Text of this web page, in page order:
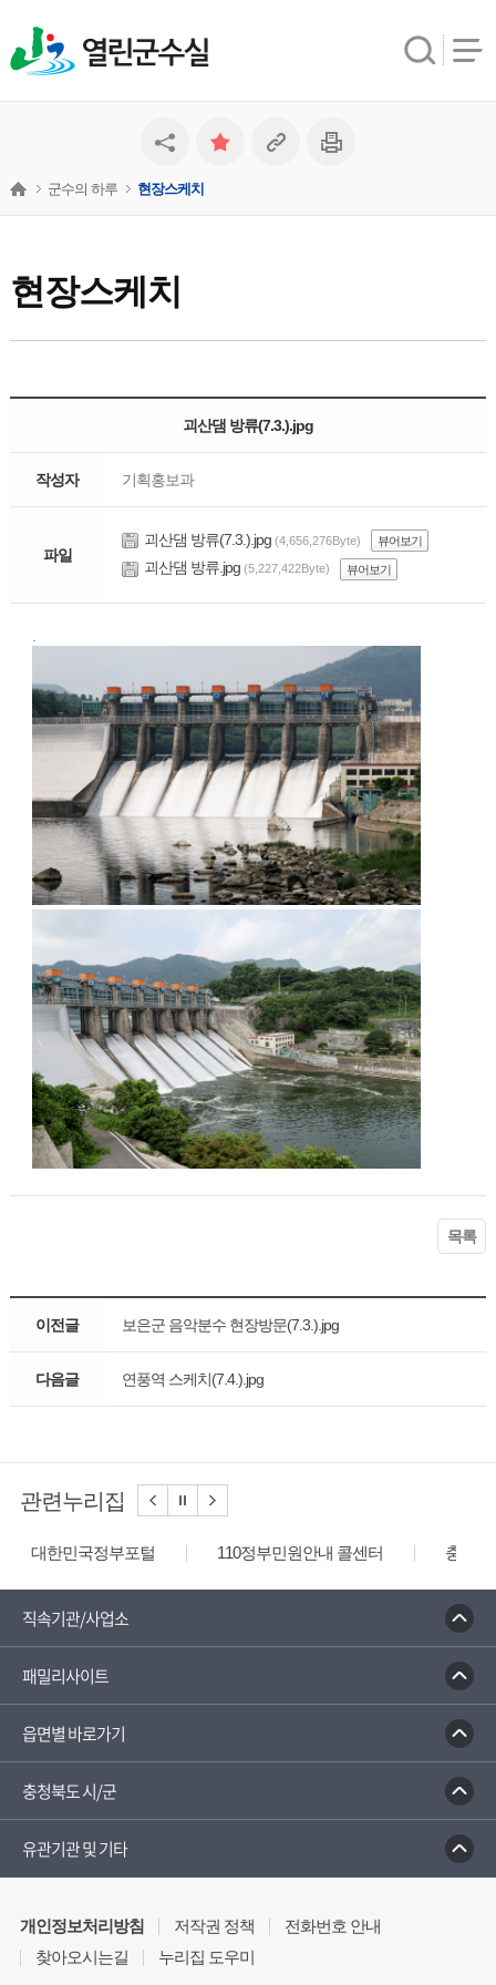
열린군수실
현장스케치
군수의 하루 현장스케치
괴산댐 방류(7.3.).jpg
작성자 기획홍보과
파일
괴산댐 방류(7.3.).jpg (4,656,276Byte) 뷰어보기
괴산댐 방류.jpg (5,227,422Byte) 뷰어보기
목록
이전글 보은군 음악분수 현장방문(7.3.).jpg
다음글 연풍역 스케치(7.4.).jpg
관련누리집
대한민국정부포털 110정부민원안내 콜센터 충청북
직속기관/사업소
패밀리사이트
읍면별 바로가기
충청북도 시/군
유관기관 및 기타
개인정보처리방침 저작권 정책
전화번호 안내
찾아오시는길
누리집 도우미